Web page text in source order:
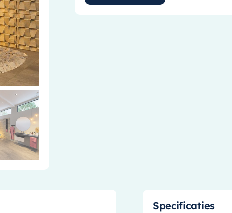
Specificaties